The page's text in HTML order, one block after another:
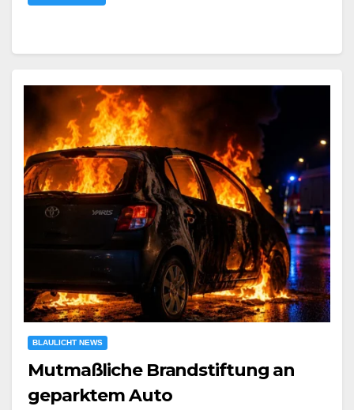
BLAULICHT NEWS
Mutmaßliche Brandstiftung an
geparktem Auto